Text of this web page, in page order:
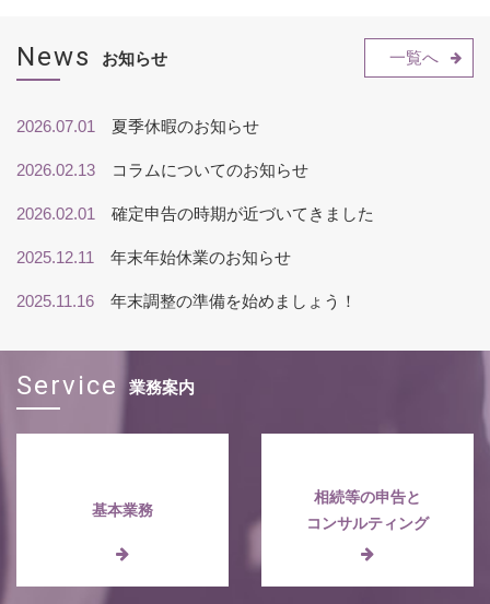
News お知らせ 一覧へ
2026.07.01 夏季休暇のお知らせ
2026.02.13 コラムについてのお知らせ
2026.02.01 確定申告の時期が近づいてきました
2025.12.11 年末年始休業のお知らせ
2025.11.16 年末調整の準備を始めましょう！
Service 業務案内
基本業務
相続等の申告と
コンサルティング